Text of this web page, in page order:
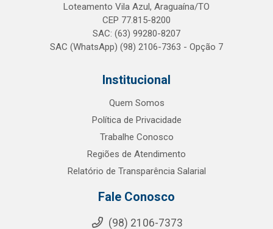
Loteamento Vila Azul, Araguaína/TO
CEP 77.815-8200
SAC: (63) 99280-8207
SAC (WhatsApp) (98) 2106-7363 - Opção 7
Institucional
Quem Somos
Política de Privacidade
Trabalhe Conosco
Regiões de Atendimento
Relatório de Transparência Salarial
Fale Conosco
(98) 2106-7373